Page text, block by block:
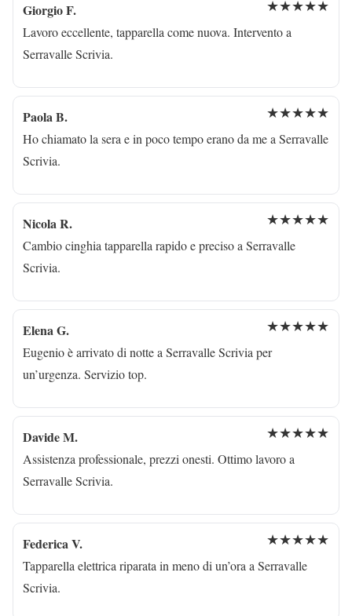
Giorgio F. ★★★★★
Lavoro eccellente, tapparella come nuova. Intervento a
Serravalle Scrivia.
Paola B. ★★★★★
Ho chiamato la sera e in poco tempo erano da me a Serravalle
Scrivia.
Nicola R. ★★★★★
Cambio cinghia tapparella rapido e preciso a Serravalle
Scrivia.
Elena G. ★★★★★
Eugenio è arrivato di notte a Serravalle Scrivia per
un’urgenza. Servizio top.
Davide M. ★★★★★
Assistenza professionale, prezzi onesti. Ottimo lavoro a
Serravalle Scrivia.
Federica V. ★★★★★
Tapparella elettrica riparata in meno di un’ora a Serravalle
Scrivia.